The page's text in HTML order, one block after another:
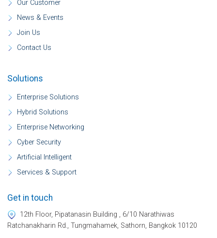
Our Customer
News & Events
Join Us
Contact Us
Solutions
Enterprise Solutions
Hybrid Solutions
Enterprise Networking
Cyber Security
Artificial Intelligent
Services & Support
Get in touch
12th Floor, Pipatanasin Building , 6/10 Narathiwas
Ratchanakharin Rd., Tungmahamek, Sathorn, Bangkok 10120